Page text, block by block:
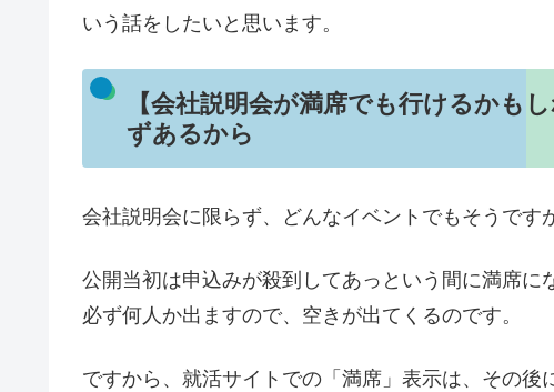
いう話をしたいと思います。
【会社説明会が満席でも行けるかも
ずあるから
会社説明会に限らず、どんなイベントでもそうです
公開当初は申込みが殺到してあっという間に満席
必ず何人か出ますので、空きが出てくるのです。
ですから、就活サイトでの「満席」表示は、その後